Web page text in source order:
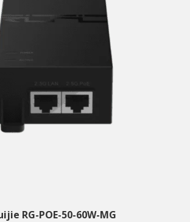
RG-POE-50-60W-MG